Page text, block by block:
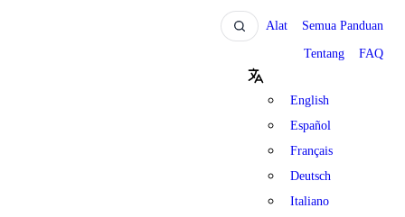
Alat Semua Panduan
Tentang FAQ
English
Español
Français
Deutsch
Italiano